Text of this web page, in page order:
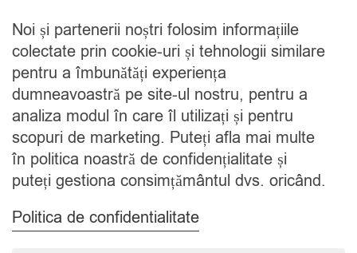
Cine suntem
Blog
Contact
CATEGORII
Condimente
Mixuri
Ceaiuri
Noi și partenerii noștri folosim informațiile
colectate prin cookie-uri și tehnologii similare
pentru a îmbunătăți experiența
dumneavoastră pe site-ul nostru, pentru a
analiza modul în care îl utilizați și pentru
scopuri de marketing. Puteți afla mai multe
în politica noastră de confidențialitate și
puteți gestiona consimțământul dvs. oricând.
Politica de confidentialitate